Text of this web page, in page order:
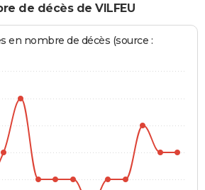
de décès de VILFEU
en nombre de décès (source :